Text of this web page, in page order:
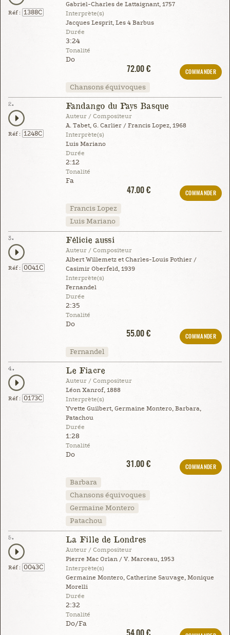
Réf : 1388C
Gabriel-Charles de Lattaignant, 1757
Interprète(s)
Jacques Lesprit, Les 4 Barbus
Durée
3:24
Tonalité
Do
72.00 €
COMMANDER
Chansons équivoques
2.
Réf : 1248C
Fandango du Pays Basque
Auteur / Compositeur
A. Tabet, G. Carlier / Francis Lopez, 1968
Interprète(s)
Luis Mariano
Durée
2:12
Tonalité
Fa
47.00 €
COMMANDER
Francis Lopez
Luis Mariano
3.
Réf : 0041C
Félicie aussi
Auteur / Compositeur
Albert Willemetz et Charles-Louis Pothier /
Casimir Oberfeld, 1939
Interprète(s)
Fernandel
Durée
2:35
Tonalité
Do
55.00 €
COMMANDER
Fernandel
4.
Réf : 0173C
Le Fiacre
Auteur / Compositeur
Léon Xanrof, 1888
Interprète(s)
Yvette Guilbert, Germaine Montero, Barbara,
Patachou
Durée
1:28
Tonalité
Do
31.00 €
COMMANDER
Barbara
Chansons équivoques
Germaine Montero
Patachou
5.
Réf : 0043C
La Fille de Londres
Auteur / Compositeur
Pierre Mac Orlan / V. Marceau, 1953
Interprète(s)
Germaine Montero, Catherine Sauvage, Monique
Morelli
Durée
2:32
Tonalité
Do/Fa
54.00 €